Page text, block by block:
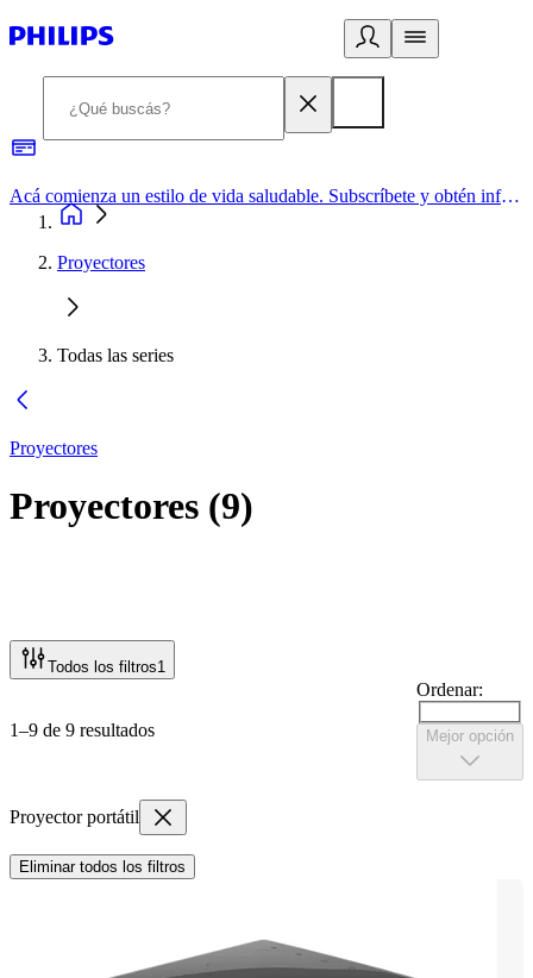
Acá comienza un estilo de vida saludable. Subscríbete y obtén información de primera mano
Proyectores
Todas las series
Proyectores
Proyectores (9)
Todos los filtros1
1–9 de 9 resultados
Ordenar:
Mejor opción
Proyector portátil
Eliminar todos los filtros